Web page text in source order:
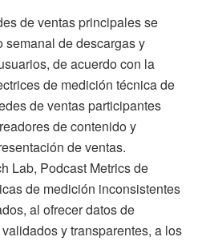
de ventas principales se
de descargas y
de acuerdo con la
de medición técnica de
de ventas participantes
de contenido y
de ventas.
Lab, Podcast Metrics de
de medición inconsistentes
al ofrecer datos de
y transparentes, a los